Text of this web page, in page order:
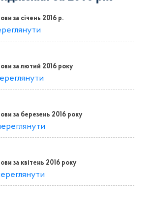
за січень 2016 р.
за лютий 2016 року
за березень 2016 року
за квітень 2016 року